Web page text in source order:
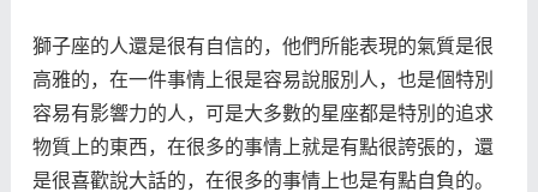
獅子座的人還是很有自信的，他們所能表現的氣質是很
高雅的，在一件事情上很是容易說服別人，也是個特別
容易有影響力的人，可是大多數的星座都是特別的追求
物質上的東西，在很多的事情上就是有點很誇張的，還
是很喜歡說大話的，在很多的事情上也是有點自負的。